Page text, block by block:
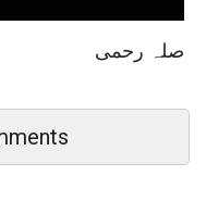
صلہ رحمی